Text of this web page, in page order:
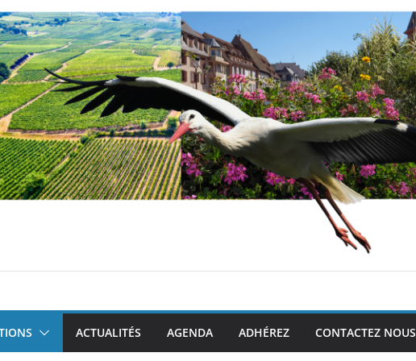
ACTUALITÉS AGENDA ADHÉREZ CONTACTEZ NOUS